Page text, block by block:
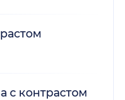
с контрастом